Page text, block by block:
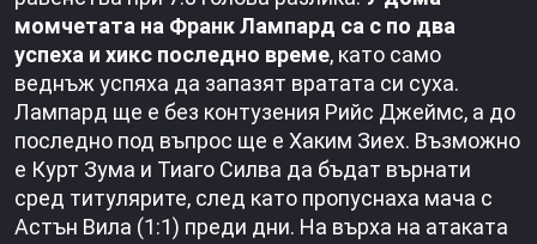
момчетата на Франк Лампард са с по два
успеха и хикс последно време, като само
веднъж успяха да запазят вратата си суха.
Лампард ще е без контузения Рийс Джеймс, а до
последно под въпрос ще е Хаким Зиех. Възможно
е Курт Зума и Тиаго Силва да бъдат върнати
сред титулярите, след като пропуснаха мача с
Астън Вила (1:1) преди дни. На върха на атаката